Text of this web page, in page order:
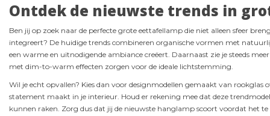
Ontdek de nieuwste trends in
Ben jij op zoek naar de perfecte grote eettafellamp die niet alleen sfeer
integreert? De huidige trends combineren organische vormen met
een warme en uitnodigende ambiance creëert. Daarnaast zie je steeds
met dim-to-warm effecten zorgen voor de ideale lichtstemming.
Wil je echt opvallen? Kies dan voor designmodellen gemaakt van rookglas
statement maakt in je interieur. Houd er rekening mee dat deze
kunnen raken. Zorg dus dat jij de nieuwste hanglamp scoort voordat het te